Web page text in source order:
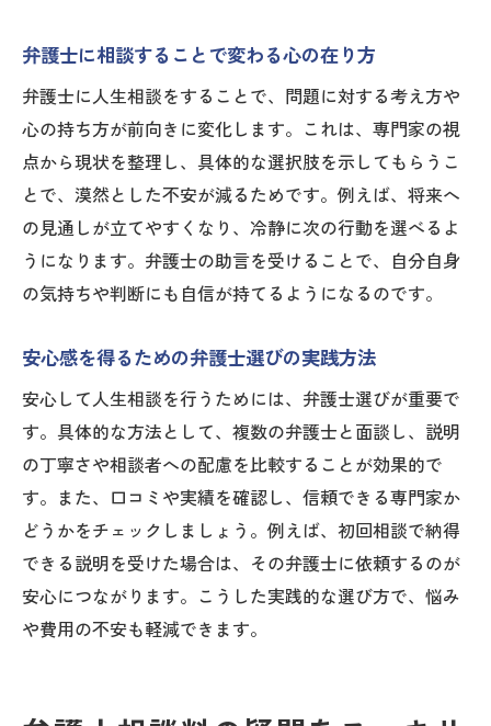
弁護士に相談することで変わる心の在り方
弁護士に人生相談をすることで、問題に対する考え方や
心の持ち方が前向きに変化します。これは、専門家の視
点から現状を整理し、具体的な選択肢を示してもらうこ
とで、漠然とした不安が減るためです。例えば、将来へ
の見通しが立てやすくなり、冷静に次の行動を選べるよ
うになります。弁護士の助言を受けることで、自分自身
の気持ちや判断にも自信が持てるようになるのです。
安心感を得るための弁護士選びの実践方法
安心して人生相談を行うためには、弁護士選びが重要で
す。具体的な方法として、複数の弁護士と面談し、説明
の丁寧さや相談者への配慮を比較することが効果的で
す。また、口コミや実績を確認し、信頼できる専門家か
どうかをチェックしましょう。例えば、初回相談で納得
できる説明を受けた場合は、その弁護士に依頼するのが
安心につながります。こうした実践的な選び方で、悩み
や費用の不安も軽減できます。